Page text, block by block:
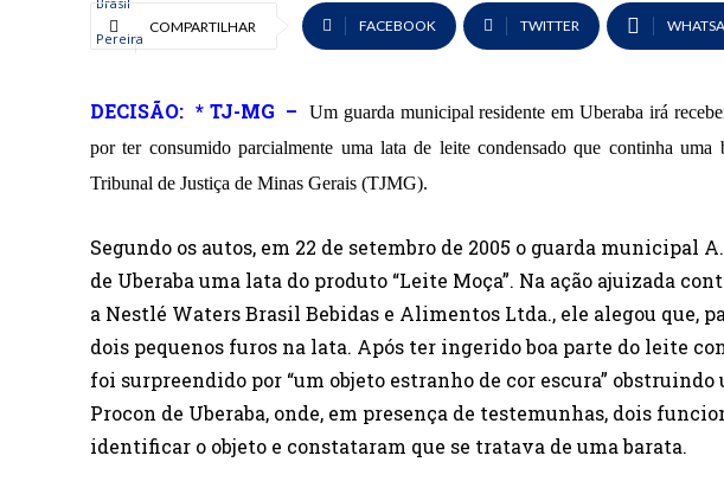
COMPARTILHAR FACEBOOK TWITTER
DECISÃO: * TJ-MG –
Um guarda municipal residente em Uberaba irá
por ter consumido parcialmente uma lata de leite condensado que continha
Tribunal de Justiça de Minas Gerais (TJMG).
Segundo os autos, em 22 de setembro de 2005 o guarda municipal
de Uberaba uma lata do produto “Leite Moça”. Na ação ajuizada
a Nestlé Waters Brasil Bebidas e Alimentos Ltda., ele alegou que,
dois pequenos furos na lata. Após ter ingerido boa parte do leite
foi surpreendido por “um objeto estranho de cor escura”
Procon de Uberaba, onde, em presença de testemunhas, dois
identificar o objeto e constataram que se tratava de uma barata.